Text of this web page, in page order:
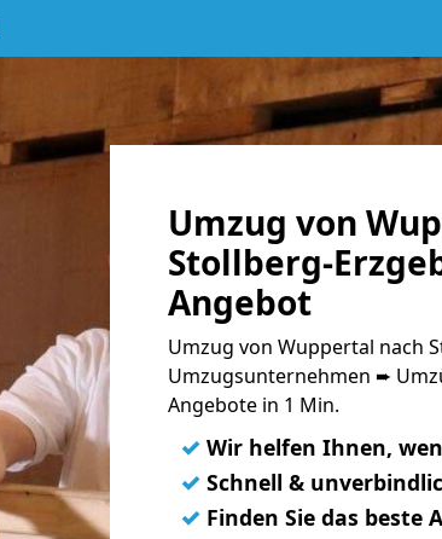
Umzug von
Stollberg-
Angebot
Umzug von Wuppertal nach
Umzugsunternehmen ➨
Angebote in 1 Min.
✓ Wir helfen Ihnen,
✓ Schnell &
✓ Finden Sie das beste